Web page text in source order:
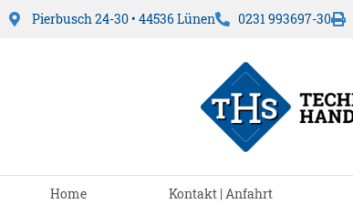
Pierbusch 24-30 • 44536 Lünen 0231 993697-30
Home Kontakt | Anfahrt